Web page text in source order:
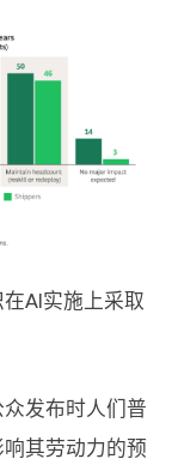
AI实施上采取
发布时人们普
其劳动力的预